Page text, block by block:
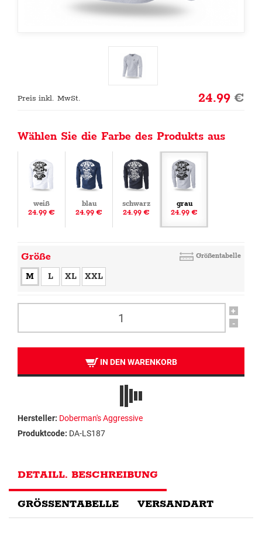
Preis inkl. MwSt. 24.99€
Wählen Sie die Farbe des Produkts aus
weiß
24.99 €
blau
24.99 €
schwarz
24.99 €
grau
24.99 €
Größe Größentabelle
M L XL XXL
+
-
IN DEN WARENKORB
Hersteller: Doberman's Aggressive
Produktcode: DA-LS187
DETAILL. BESCHREIBUNG
GRÖSSENTABELLE VERSANDART